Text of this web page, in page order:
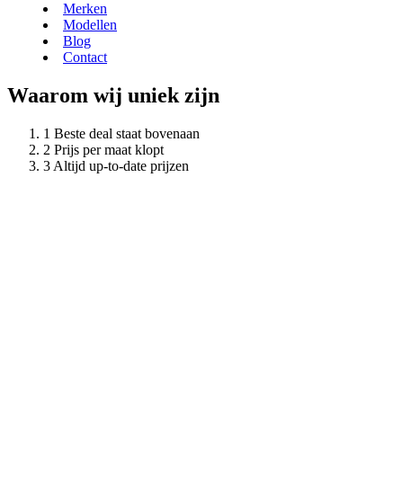
Merken
Modellen
Blog
Contact
Waarom wij uniek zijn
Beste deal staat bovenaan
Prijs per maat klopt
Altijd up-to-date prijzen